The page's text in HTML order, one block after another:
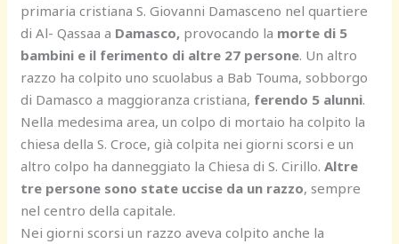
primaria cristiana S. Giovanni Damasceno nel quartiere
di Al- Qassaa a Damasco, provocando la morte di 5
bambini e il ferimento di altre 27 persone. Un altro
razzo ha colpito uno scuolabus a Bab Touma, sobborgo
di Damasco a maggioranza cristiana, ferendo 5 alunni.
Nella medesima area, un colpo di mortaio ha colpito la
chiesa della S. Croce, già colpita nei giorni scorsi e un
altro colpo ha danneggiato la Chiesa di S. Cirillo.Altre
tre persone sono state uccise da un razzo, sempre
nel centro della capitale.
Nei giorni scorsi un razzo aveva colpito anche la